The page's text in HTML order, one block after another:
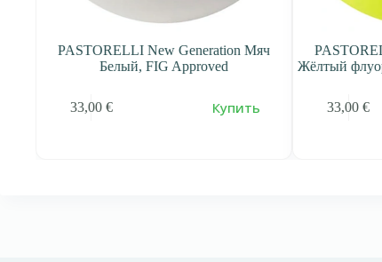
New Generation Мяч
Белый, FIG Approved
PASTORELLI New
Жёлтый флуоресцентный,
33,00